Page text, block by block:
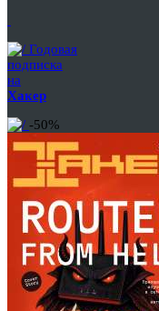
Годовая
подписка
на
Хакер
-50%